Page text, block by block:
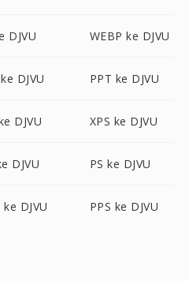
DJVU WEBP ke DJVU
DJVU PPT ke DJVU
DJVU XPS ke DJVU
DJVU PS ke DJVU
ke DJVU PPS ke DJVU